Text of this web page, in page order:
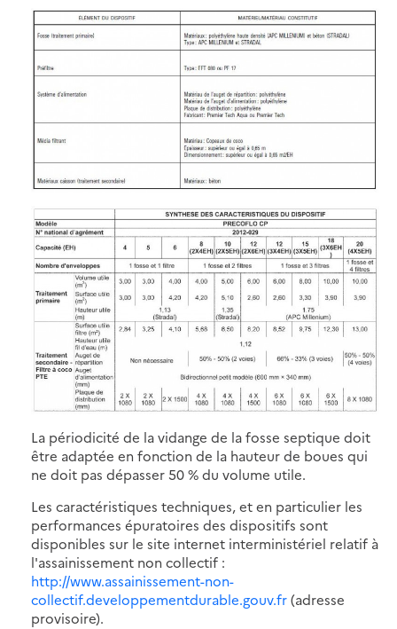
La périodicité de la vidange de la fosse septique doit
être adaptée en fonction de la hauteur de boues qui
ne doit pas dépasser 50 % du volume utile.
Les caractéristiques techniques, et en particulier les
performances épuratoires des dispositifs sont
disponibles sur le site internet interministériel relatif à
l'assainissement non collectif :
http://www.assainissement-non-
collectif.developpementdurable.gouv.fr(adresse
provisoire).